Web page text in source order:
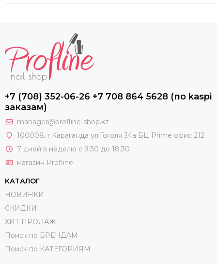
+7 (708) 352-06-26 +7 708 864 5628 (по kaspi
заказам)
manager@profline-shop.kz
100008, г.Караганда ул.Гоголя 34а БЦ Prime офис 212
7 дней в неделю с 9.30 до 18.30
магазин Profline.
КАТАЛОГ
НОВИНКИ
СКИДКИ
ХИТ ПРОДАЖ
Поиск по БРЕНДАМ
Поиск по КАТЕГОРИЯМ